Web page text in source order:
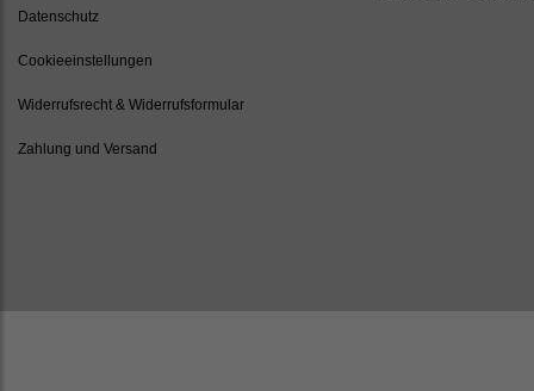
Datenschutz
Cookieeinstellungen
Widerrufsrecht & Widerrufsformular
Zahlung und Versand